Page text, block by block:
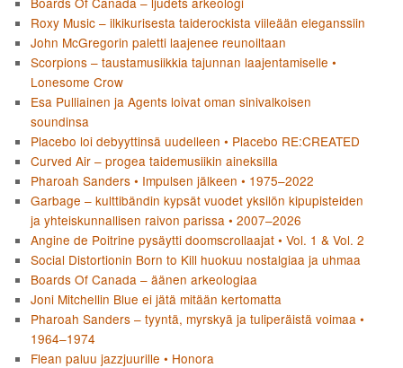
Roxy Music – ilkikurisesta taiderockista viileään eleganssiin
John McGregorin paletti laajenee reunoiltaan
Scorpions – taustamusiikkia tajunnan laajentamiselle •
Lonesome Crow
Esa Pulliainen ja Agents loivat oman sinivalkoisen
soundinsa
Placebo loi debyyttinsä uudelleen • Placebo RE:CREATED
Curved Air – progea taidemusiikin aineksilla
Pharoah Sanders • Impulsen jälkeen • 1975–2022
Garbage – kulttibändin kypsät vuodet yksilön kipupisteiden
ja yhteiskunnallisen raivon parissa • 2007–2026
Angine de Poitrine pysäytti doomscrollaajat • Vol. 1 & Vol. 2
Social Distortionin Born to Kill huokuu nostalgiaa ja uhmaa
Boards Of Canada – äänen arkeologiaa
Joni Mitchellin Blue ei jätä mitään kertomatta
Pharoah Sanders – tyyntä, myrskyä ja tuliperäistä voimaa •
1964–1974
Flean paluu jazzjuurille • Honora